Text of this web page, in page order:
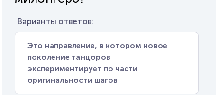
Варианты ответов:
Это направление, в котором новое
поколение танцоров
экспериментирует по части
оригинальности шагов